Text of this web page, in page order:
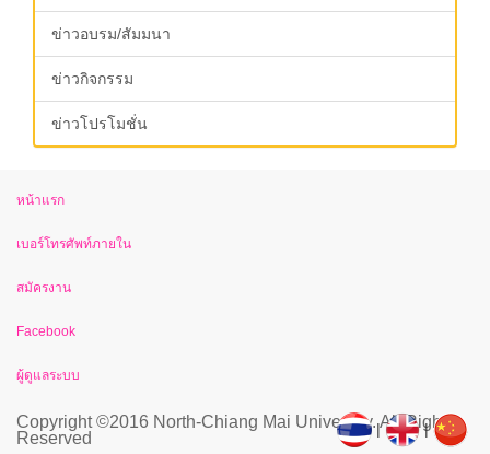
ข่าวอบรม/สัมมนา
ข่าวกิจกรรม
ข่าวโปรโมชั่น
หน้าแรก
เบอร์โทรศัพท์ภายใน
สมัครงาน
Facebook
ผู้ดูแลระบบ
Copyright ©2016 North-Chiang Mai University. All Rights
Reserved
| |